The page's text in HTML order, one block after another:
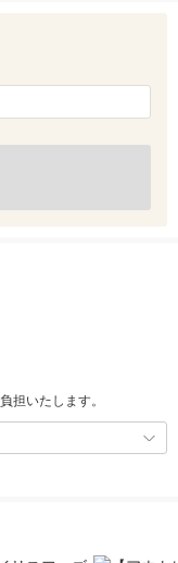
担いたします。